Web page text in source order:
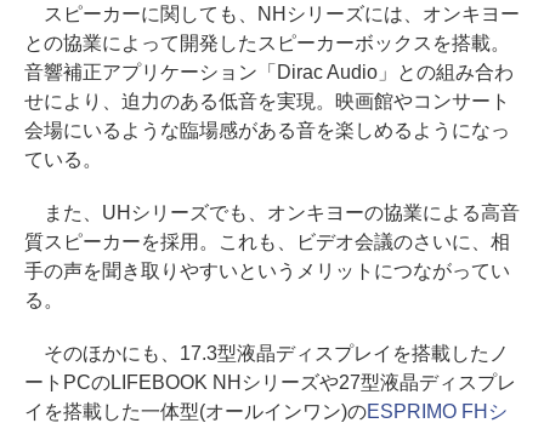
スピーカーに関しても、NHシリーズには、オンキヨー
との協業によって開発したスピーカーボックスを搭載。
音響補正アプリケーション「Dirac Audio」との組み合わ
せにより、迫力のある低音を実現。映画館やコンサート
会場にいるような臨場感がある音を楽しめるようになっ
ている。
また、UHシリーズでも、オンキヨーの協業による高音
質スピーカーを採用。これも、ビデオ会議のさいに、相
手の声を聞き取りやすいというメリットにつながってい
る。
そのほかにも、17.3型液晶ディスプレイを搭載したノ
ートPCのLIFEBOOK NHシリーズや27型液晶ディスプレ
イを搭載した一体型(オールインワン)のESPRIMO FHシ